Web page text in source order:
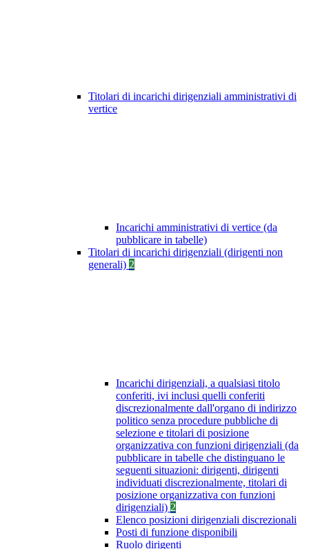
Titolari di incarichi dirigenziali amministrativi di
vertice
Incarichi amministrativi di vertice (da
pubblicare in tabelle)
Titolari di incarichi dirigenziali (dirigenti non
generali) 2
Incarichi dirigenziali, a qualsiasi titolo
conferiti, ivi inclusi quelli conferiti
discrezionalmente dall'organo di indirizzo
politico senza procedure pubbliche di
selezione e titolari di posizione
organizzativa con funzioni dirigenziali (da
pubblicare in tabelle che distinguano le
seguenti situazioni: dirigenti, dirigenti
individuati discrezionalmente, titolari di
posizione organizzativa con funzioni
dirigenziali) 2
Elenco posizioni dirigenziali discrezionali
Posti di funzione disponibili
Ruolo dirigenti